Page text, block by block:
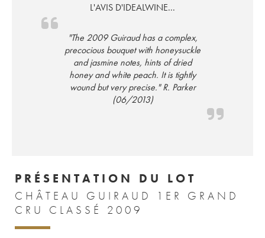
L'AVIS D'IDEALWINE...
"The 2009 Guiraud has a complex,
precocious bouquet with honeysuckle
and jasmine notes, hints of dried
honey and white peach. It is tightly
wound but very precise." R. Parker
(06/2013)
PRÉSENTATION DU LOT
CHÂTEAU GUIRAUD 1ER GRAND
CRU CLASSÉ 2009